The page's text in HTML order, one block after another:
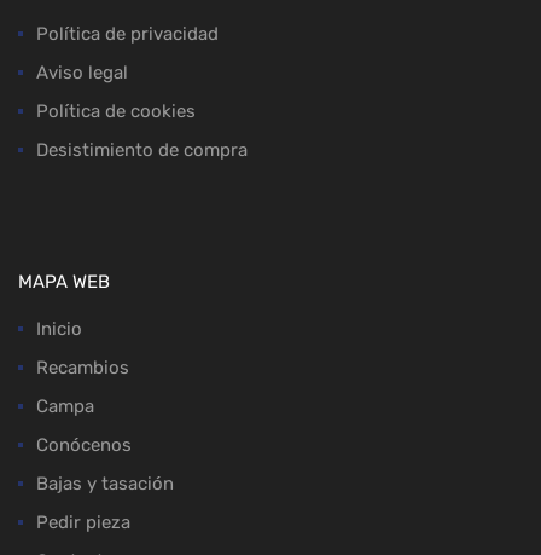
Política de privacidad
Aviso legal
Política de cookies
Desistimiento de compra
MAPA WEB
Inicio
Recambios
Campa
Conócenos
Bajas y tasación
Pedir pieza